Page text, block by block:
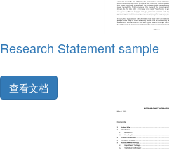
Research Statement sample
查看文档